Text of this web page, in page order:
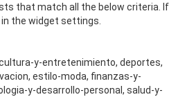
that match all the below criteria. If
the widget settings.
y-entretenimiento, deportes,
estilo-moda, finanzas-y-
y-desarrollo-personal, salud-y-